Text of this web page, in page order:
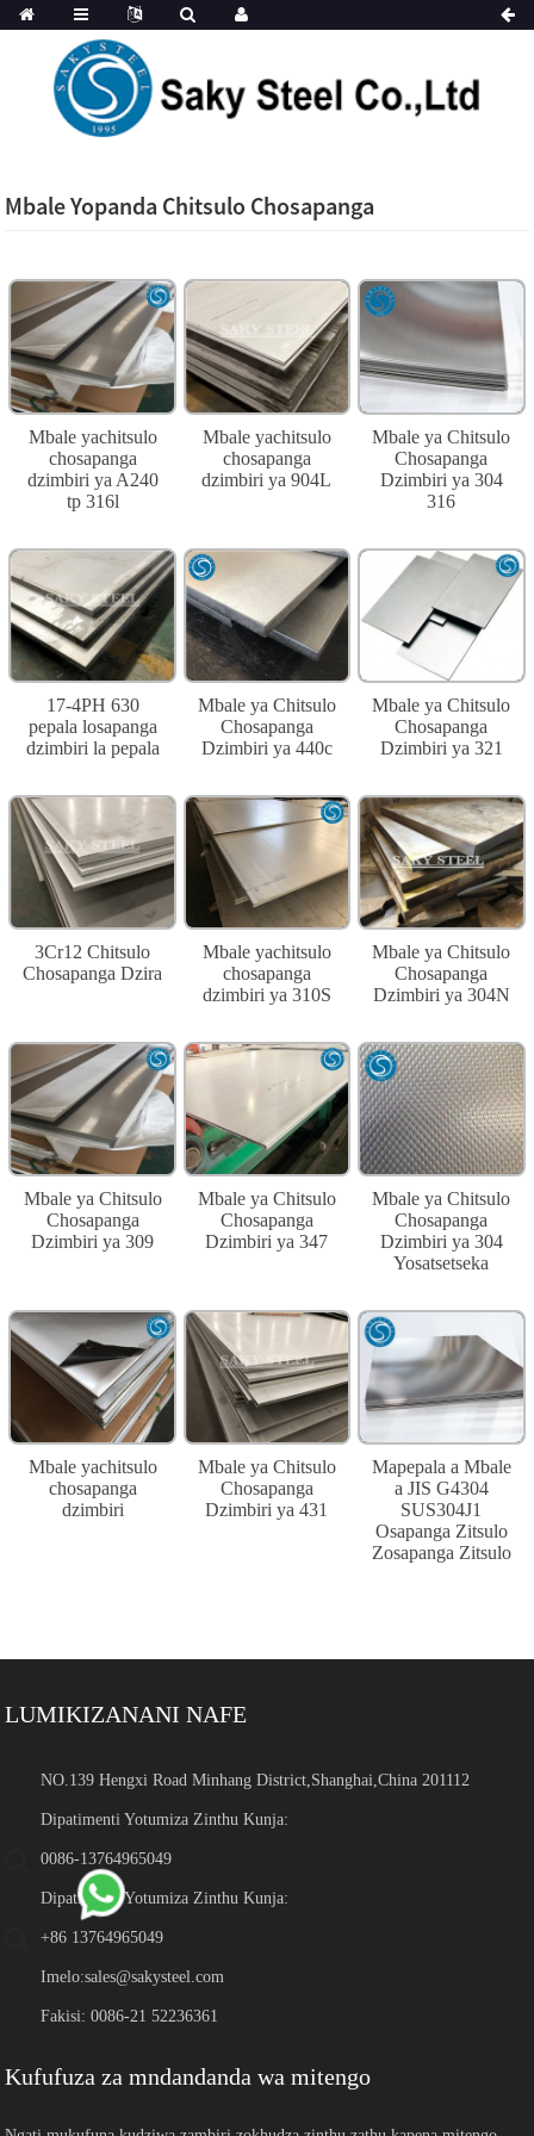
Mbale Yopanda Chitsulo Chosapanga
Mbale yachitsulo
chosapanga
dzimbiri ya A240
tp 316l
Mbale yachitsulo
chosapanga
dzimbiri ya 904L
Mbale ya Chitsulo
Chosapanga
Dzimbiri ya 304
316
17-4PH 630
pepala losapanga
dzimbiri la pepala
Mbale ya Chitsulo
Chosapanga
Dzimbiri ya 440c
Mbale ya Chitsulo
Chosapanga
Dzimbiri ya 321
3Cr12 Chitsulo
Chosapanga Dzira
Mbale yachitsulo
chosapanga
dzimbiri ya 310S
Mbale ya Chitsulo
Chosapanga
Dzimbiri ya 304N
Mbale ya Chitsulo
Chosapanga
Dzimbiri ya 309
Mbale ya Chitsulo
Chosapanga
Dzimbiri ya 347
Mbale ya Chitsulo
Chosapanga
Dzimbiri ya 304
Yosatsetseka
Mbale yachitsulo
chosapanga
dzimbiri
Mbale ya Chitsulo
Chosapanga
Dzimbiri ya 431
Mapepala a Mbale
a JIS G4304
SUS304J1
Osapanga Zitsulo
Zosapanga Zitsulo
LUMIKIZANANI NAFE
NO.139 Hengxi Road Minhang District,Shanghai,China 201112
Dipatimenti Yotumiza Zinthu Kunja:
0086-13764965049
Dipatimenti Yotumiza Zinthu Kunja:
+86 13764965049
Imelo:sales@sakysteel.com
Fakisi: 0086-21 52236361
Kufufuza za mndandanda wa mitengo